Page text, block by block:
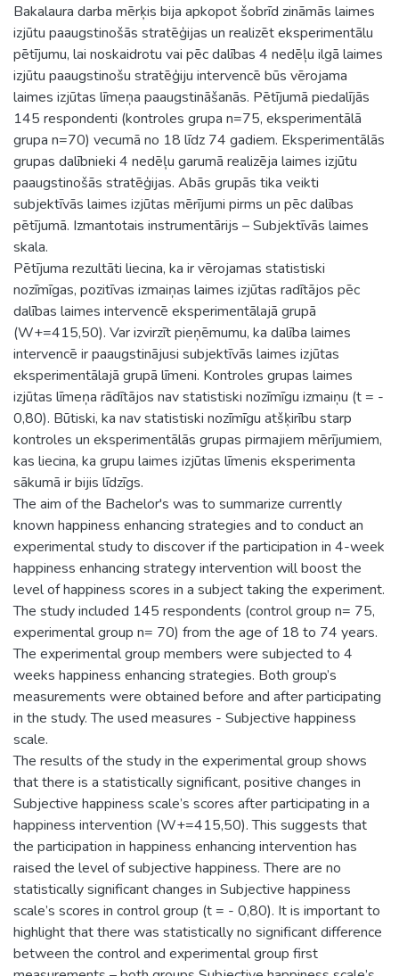
Bakalaura darba mērķis bija apkopot šobrīd zināmās laimes
izjūtu paaugstinošās stratēģijas un realizēt eksperimentālu
pētījumu, lai noskaidrotu vai pēc dalības 4 nedēļu ilgā laimes
izjūtu paaugstinošu stratēģiju intervencē būs vērojama
laimes izjūtas līmeņa paaugstināšanās. Pētījumā piedalījās
145 respondenti (kontroles grupa n=75, eksperimentālā
grupa n=70) vecumā no 18 līdz 74 gadiem. Eksperimentālās
grupas dalībnieki 4 nedēļu garumā realizēja laimes izjūtu
paaugstinošās stratēģijas. Abās grupās tika veikti
subjektīvās laimes izjūtas mērījumi pirms un pēc dalības
pētījumā. Izmantotais instrumentārijs – Subjektīvās laimes
skala.
Pētījuma rezultāti liecina, ka ir vērojamas statistiski
nozīmīgas, pozitīvas izmaiņas laimes izjūtas radītājos pēc
dalības laimes intervencē eksperimentālajā grupā
(W+=415,50). Var izvirzīt pieņēmumu, ka dalība laimes
intervencē ir paaugstinājusi subjektīvās laimes izjūtas
eksperimentālajā grupā līmeni. Kontroles grupas laimes
izjūtas līmeņa rādītājos nav statistiski nozīmīgu izmaiņu (t = -
0,80). Būtiski, ka nav statistiski nozīmīgu atšķirību starp
kontroles un eksperimentālās grupas pirmajiem mērījumiem,
kas liecina, ka grupu laimes izjūtas līmenis eksperimenta
sākumā ir bijis līdzīgs.
The aim of the Bachelor's was to summarize currently
known happiness enhancing strategies and to conduct an
experimental study to discover if the participation in 4-week
happiness enhancing strategy intervention will boost the
level of happiness scores in a subject taking the experiment.
The study included 145 respondents (control group n= 75,
experimental group n= 70) from the age of 18 to 74 years.
The experimental group members were subjected to 4
weeks happiness enhancing strategies. Both group’s
measurements were obtained before and after participating
in the study. The used measures - Subjective happiness
scale.
The results of the study in the experimental group shows
that there is a statistically significant, positive changes in
Subjective happiness scale’s scores after participating in a
happiness intervention (W+=415,50). This suggests that
the participation in happiness enhancing intervention has
raised the level of subjective happiness. There are no
statistically significant changes in Subjective happiness
scale’s scores in control group (t = - 0,80). It is important to
highlight that there was statistically no significant difference
between the control and experimental group first